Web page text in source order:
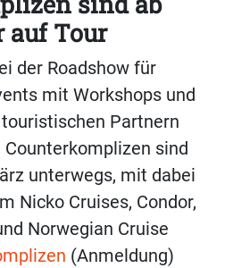
auf Tour
der Roadshow für
mit Workshops und
Partnern
sind
unterwegs, mit dabei
Nicko Cruises, Condor,
Norwegian Cruise
(Anmeldung)